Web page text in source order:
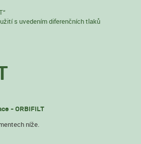
s uvedením diferenčních tlaků
- ORBIFILT
níže.